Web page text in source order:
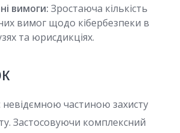
вимоги: Зростаюча кількість
вимог щодо кібербезпеки в
та юрисдикціях.
невідємною частиною захисту
Застосовуючи комплексний